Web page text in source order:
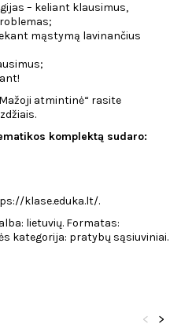
– keliant klausimus,
mąstymą lavinančius
atmintinė“ rasite
komplektą sudaro:
klase.eduka.lt/.
lietuvių. Formatas:
kategorija: pratybų sąsiuviniai.
>
<